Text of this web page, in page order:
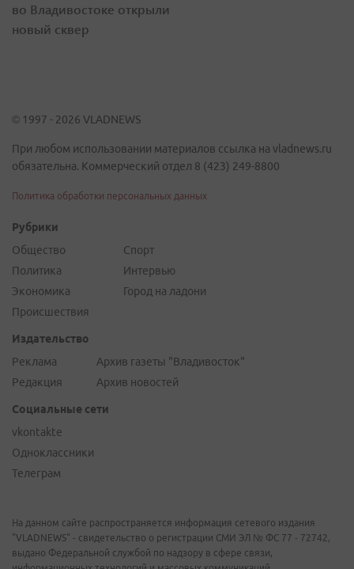
во Владивостоке открыли
новый сквер
© 1997 - 2026 VLADNEWS
При любом использовании материалов ссылка на vladnews.ru
обязательна. Коммерческий отдел 8 (423) 249-8800
Политика обработки персональных данных
Рубрики
Общество
Политика
Экономика
Происшествия
Спорт
Интервью
Город на ладони
Издательство
Реклама
Редакция
Архив газеты "Владивосток"
Архив новостей
Социальные сети
vkontakte
Одноклассники
Телеграм
На данном сайте распространяется информация сетевого издания
"VLADNEWS" - свидетельство о регистрации СМИ ЭЛ № ФС 77 - 72742,
выдано Федеральной службой по надзору в сфере связи,